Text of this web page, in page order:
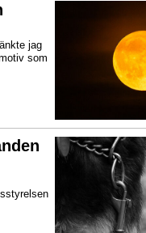
jag
som